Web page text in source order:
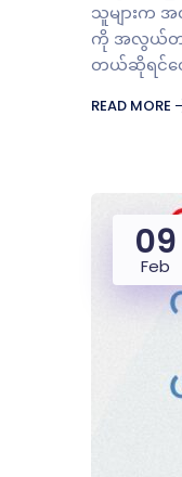
သူများက
ကို အလွယ်တကူ
တယ်ဆိုရင်တေ
READ MORE
09
Feb